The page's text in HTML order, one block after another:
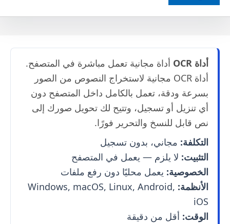
أداة OCR
أداة مجانية تعمل مباشرة في المتصفح.
أداة OCR مجانية لاستخراج النصوص من الصور
بسرعة ودقة، تعمل بالكامل داخل المتصفح دون
أي تنزيل أو تسجيل، وتتيح لك تحويل صورك إلى
نص قابل للنسخ والتحرير فورًا.
التكلفة: مجاني، بدون تسجيل
التثبيت: لا يلزم — يعمل في المتصفح
الخصوصية: يعمل محليًا دون رفع ملفات
الأنظمة: Windows, macOS, Linux, Android,
iOS
الوقت: أقل من دقيقة